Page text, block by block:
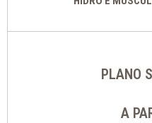
PLANO
A